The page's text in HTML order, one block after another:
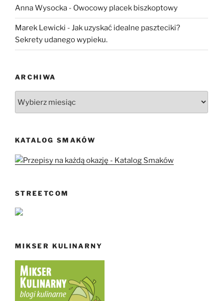
Anna Wysocka - Owocowy placek biszkoptowy
Marek Lewicki - Jak uzyskać idealne paszteciki?
Sekrety udanego wypieku.
ARCHIWA
KATALOG SMAKÓW
STREETCOM
MIKSER KULINARNY